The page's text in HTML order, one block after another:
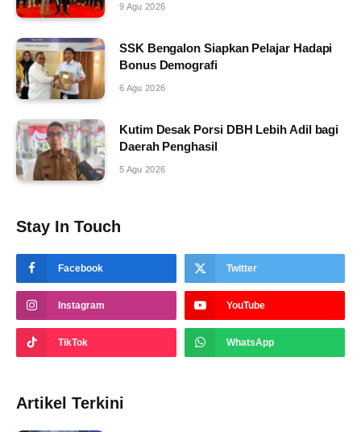
9 Agu 2026
SSK Bengalon Siapkan Pelajar Hadapi
Bonus Demografi
6 Agu 2026
Kutim Desak Porsi DBH Lebih Adil bagi
Daerah Penghasil
5 Agu 2026
Stay In Touch
Facebook Twitter
Instagram YouTube
TikTok WhatsApp
Artikel Terkini